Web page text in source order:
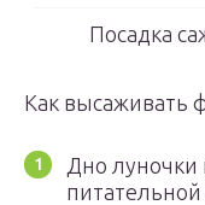
Посадка
Как высаживать
Дно